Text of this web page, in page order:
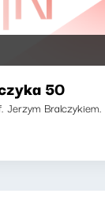
50
Jerzym Bralczykiem.